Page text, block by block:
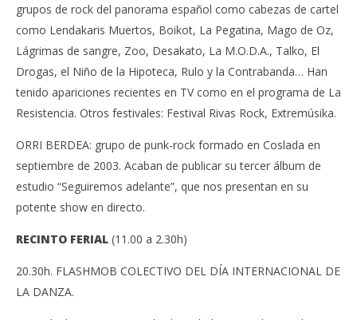
grupos de rock del panorama español como cabezas de cartel
como Lendakaris Muertos, Boikot, La Pegatina, Mago de Oz,
Lágrimas de sangre, Zoo, Desakato, La M.O.D.A., Talko, El
Drogas, el Niño de la Hipoteca, Rulo y la Contrabanda… Han
tenido apariciones recientes en TV como en el programa de La
Resistencia. Otros festivales: Festival Rivas Rock, Extremúsika.
ORRI BERDEA: grupo de punk-rock formado en Coslada en
septiembre de 2003. Acaban de publicar su tercer álbum de
estudio “Seguiremos adelante”, que nos presentan en su
potente show en directo.
RECINTO FERIAL (11.00 a 2.30h)
20.30h. FLASHMOB COLECTIVO DEL DÍA INTERNACIONAL DE
LA DANZA.